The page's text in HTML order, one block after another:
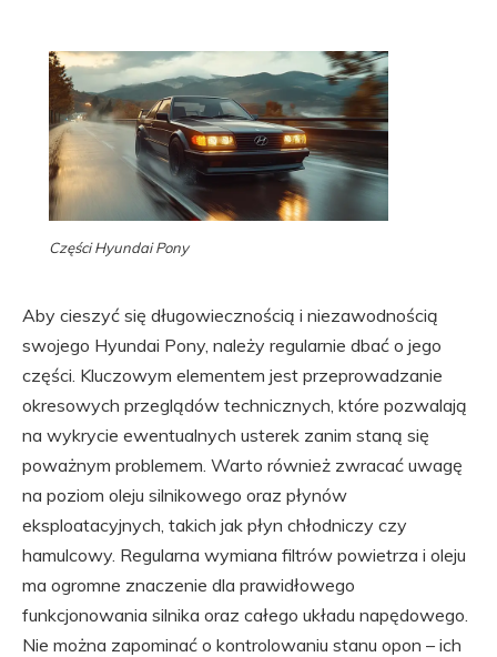
Części Hyundai Pony
Aby cieszyć się długowiecznością i niezawodnością
swojego Hyundai Pony, należy regularnie dbać o jego
części. Kluczowym elementem jest przeprowadzanie
okresowych przeglądów technicznych, które pozwalają
na wykrycie ewentualnych usterek zanim staną się
poważnym problemem. Warto również zwracać uwagę
na poziom oleju silnikowego oraz płynów
eksploatacyjnych, takich jak płyn chłodniczy czy
hamulcowy. Regularna wymiana filtrów powietrza i oleju
ma ogromne znaczenie dla prawidłowego
funkcjonowania silnika oraz całego układu napędowego.
Nie można zapominać o kontrolowaniu stanu opon – ich